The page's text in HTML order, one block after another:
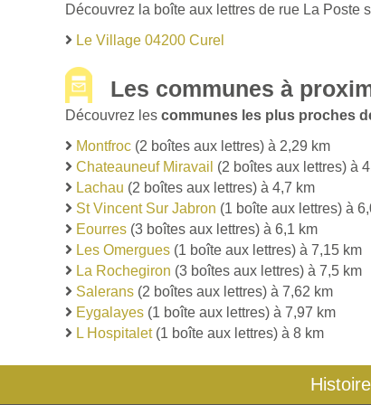
Découvrez la boîte aux lettres de rue La Poste
Le Village 04200 Curel
Les communes à
Découvrez les communes les plus proches
Montfroc (2 boîtes aux lettres) à 2,29 km
Chateauneuf Miravail (2 boîtes aux lettres) à
Lachau (2 boîtes aux lettres) à 4,7 km
St Vincent Sur Jabron (1 boîte aux lettres) à
Eourres (3 boîtes aux lettres) à 6,1 km
Les Omergues (1 boîte aux lettres) à 7,15 km
La Rochegiron (3 boîtes aux lettres) à 7,5 km
Salerans (2 boîtes aux lettres) à 7,62 km
Eygalayes (1 boîte aux lettres) à 7,97 km
L Hospitalet(1 boîte aux lettres) à 8 km